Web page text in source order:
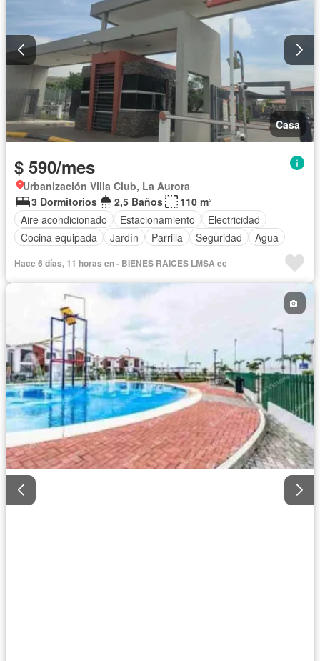
Casa
$ 590/mes
Urbanización Villa Club, La Aurora
3 Dormitorios
2,5 Baños
110 m²
Aire acondicionado
Estacionamiento
Electricidad
Cocina equipada
Jardín Parrilla Seguridad Agua
Hace 6 días, 11 horas en - BIENES RAICES LMSA ec